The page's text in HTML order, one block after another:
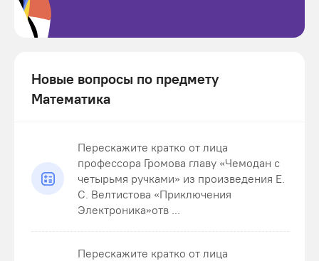
Новые вопросы по предмету
Математика
Перескажите кратко от лица
профессора Громова главу «Чемодан с
четырьмя ручками» из произведения Е.
С. Велтистова «Приключения
Электроника»отв ...
Перескажите кратко от лица